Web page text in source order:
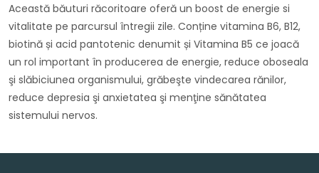
Această băuturi răcoritoare oferă un boost de energie si
vitalitate pe parcursul întregii zile. Conține vitamina B6, B12,
biotină și acid pantotenic denumit și Vitamina B5 ce joacă
un rol important în producerea de energie, reduce oboseala
şi slăbiciunea organismului, grăbeşte vindecarea rănilor,
reduce depresia şi anxietatea şi menţine sănătatea
sistemului nervos.
Navigare în articole